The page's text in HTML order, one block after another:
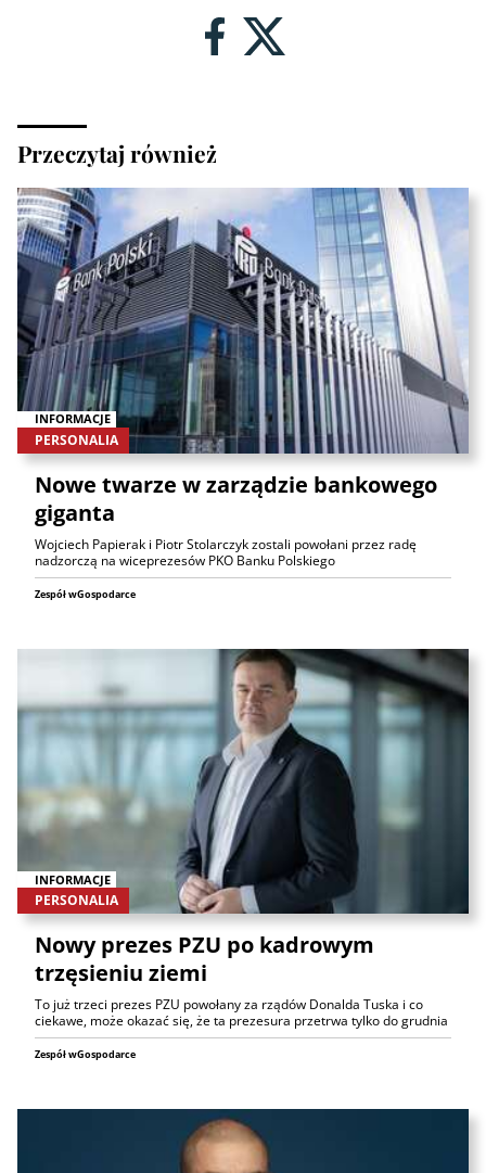
Przeczytaj również
INFORMACJE
PERSONALIA
Nowe twarze w zarządzie bankowego
giganta
Wojciech Papierak i Piotr Stolarczyk zostali powołani przez radę
nadzorczą na wiceprezesów PKO Banku Polskiego
Zespół wGospodarce
INFORMACJE
PERSONALIA
Nowy prezes PZU po kadrowym
trzęsieniu ziemi
To już trzeci prezes PZU powołany za rządów Donalda Tuska i co
ciekawe, może okazać się, że ta prezesura przetrwa tylko do grudnia
Zespół wGospodarce